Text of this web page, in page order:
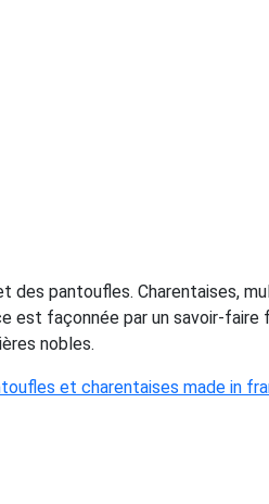
des pantoufles. Charentaises,
est façonnée par un savoir-faire
nobles.
et charentaises made in